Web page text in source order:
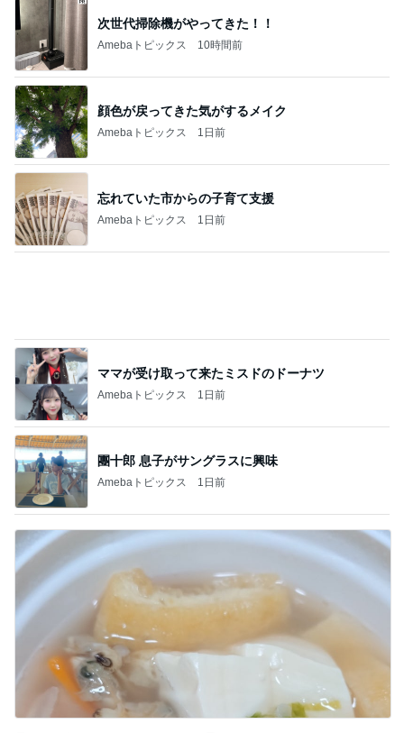
忘れていた市からの子育て支援
Amebaトピックス 1日前
ママが受け取って来たミスドのドーナツ
Amebaトピックス 1日前
見た目が好みじゃなかったコラボ品
Amebaトピックス 1日前
業スーの冷凍生地に助けられた晩御飯
Amebaトピックス